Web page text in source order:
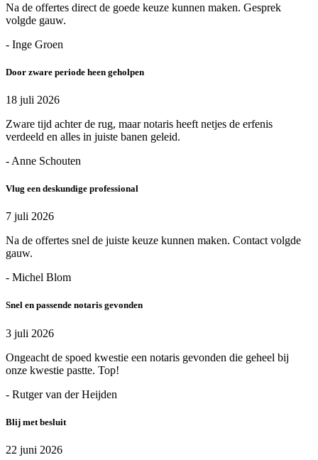
Na de offertes direct de goede keuze kunnen maken. Gesprek
volgde gauw.
- Inge Groen
Door zware periode heen geholpen
18 juli 2026
Zware tijd achter de rug, maar notaris heeft netjes de erfenis
verdeeld en alles in juiste banen geleid.
- Anne Schouten
Vlug een deskundige professional
7 juli 2026
Na de offertes snel de juiste keuze kunnen maken. Contact volgde
gauw.
- Michel Blom
Snel en passende notaris gevonden
3 juli 2026
Ongeacht de spoed kwestie een notaris gevonden die geheel bij
onze kwestie pastte. Top!
- Rutger van der Heijden
Blij met besluit
22 juni 2026